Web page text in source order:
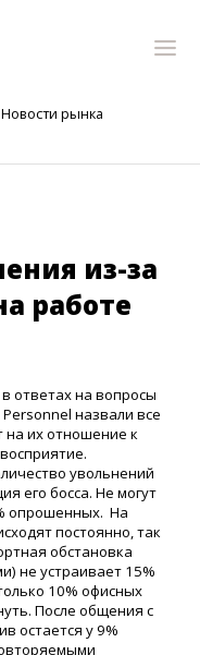
Новости рынка
из-за
работе
ответах на вопросы
назвали все
на их отношение к
увольнений
его босса. Не могут
опрошенных. На
постоянно, так
обстановка
не устраивает 15%
10% офисных
После общения с
остается у 9%